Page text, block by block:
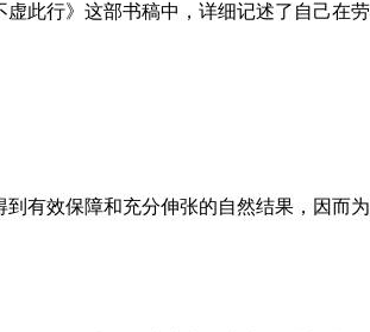
此行》这部书稿中，详细记述了自己
有效保障和充分伸张的自然结果，因